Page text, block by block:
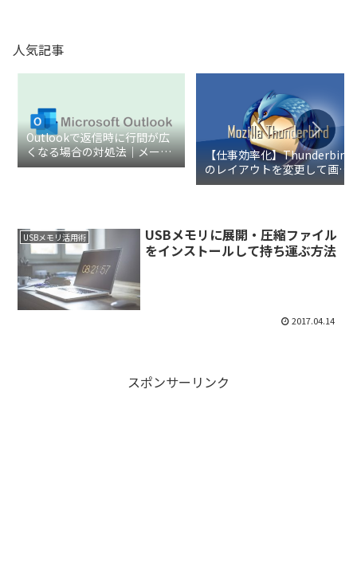
人気記事
Outlookで返信時に行間が広
くなる場合の対処法｜メール
の余白を整える設定手順
【仕事効率化】Thunderbird
のレイアウトを変更して画面
を見やすくする設定方法
USBメモリ活用術
USBメモリに展開・圧縮ファイル
をインストールして持ち運ぶ方法
2017.04.14
スポンサーリンク